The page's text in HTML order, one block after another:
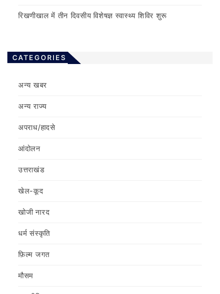
रिखणीखाल में तीन दिवसीय विशेषज्ञ स्वास्थ्य शिविर शुरू
CATEGORIES
अन्य खबर
अन्य राज्य
अपराध/हादसे
आंदोलन
उत्तराखंड
खेल-कूद
खोजी नारद
धर्म संस्कृति
फ़िल्‍म जगत
मौसम